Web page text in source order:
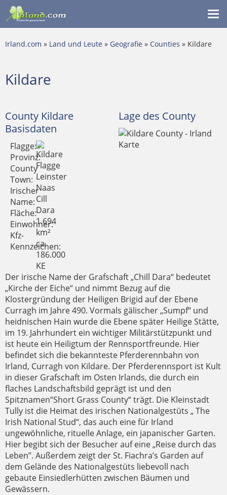
Irland.com » Land und Leute » Geografie » Counties » Kildare
Kildare
County Kildare
Basisdaten
Flagge:
Provinz:
County
Town:
Irischer
Name:
Fläche:
Einwohner:
Kfz-
Kennzeichen:
Leinster
Naas
Cill
Dara
1.694
km²
ca.
186.000
KE
Lage des County
Der irische Name der Grafschaft „Chill Dara“ bedeutet
„Kirche der Eiche“ und nimmt Bezug auf die
Klostergründung der Heiligen Brigid auf der Ebene
Curragh im Jahre 490. Vormals gälischer „Sumpf“ und
heidnischen Hain wurde die Ebene später Heilige Stätte,
im 19. Jahrhundert ein wichtiger Militärstützpunkt und
ist heute ein Heiligtum der Rennsportfreunde. Hier
befindet sich die bekannteste Pferderennbahn von
Irland, Curragh von Kildare. Der Pferderennsport ist Kult
in dieser Grafschaft im Osten Irlands, die durch ein
flaches Landschaftsbild geprägt ist und den
Spitznamen“Short Grass County“ trägt. Die Kleinstadt
Tully ist die Heimat des irischen Nationalgestüts „ The
Irish National Stud“, das auch eine für Irland
ungewöhnliche, rituelle Anlage, ein japanischer Garten.
Hier begibt sich der Besucher auf eine „Reise durch das
Leben”. Außerdem zeigt der St. Fiachra’s Garden auf
dem Gelände des Nationalgestüts liebevoll nach
gebaute Einsiedlerhütten zwischen Bäumen und
Gewässern.